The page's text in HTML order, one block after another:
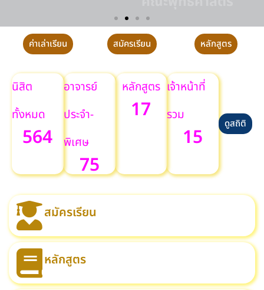
ค่าเล่าเรียน สมัครเรียน หลักสูตร
นิสิต
ทั้งหมด
564
อาจารย์
ประจำ-
พิเศษ
75
หลักสูตร
17
เจ้าหน้าที่
รวม
15
ดูสถิติ
สมัครเรียน
หลักสูตร